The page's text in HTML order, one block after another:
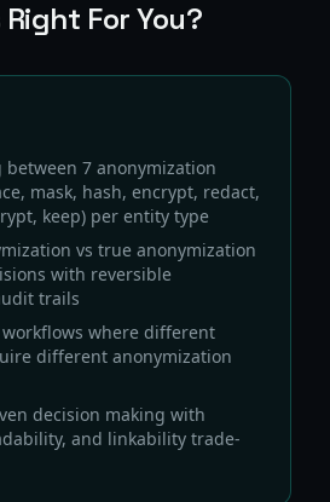
Right For You?
between 7 anonymization
mask, hash, encrypt, redact,
keep) per entity type
vs true anonymization
with reversible
trails
where different
different anonymization
decision making with
and linkability trade-